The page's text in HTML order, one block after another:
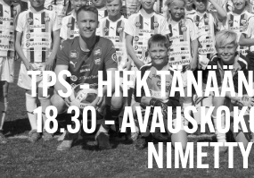
TPS – HIFK
18.30 –
NIMETTY